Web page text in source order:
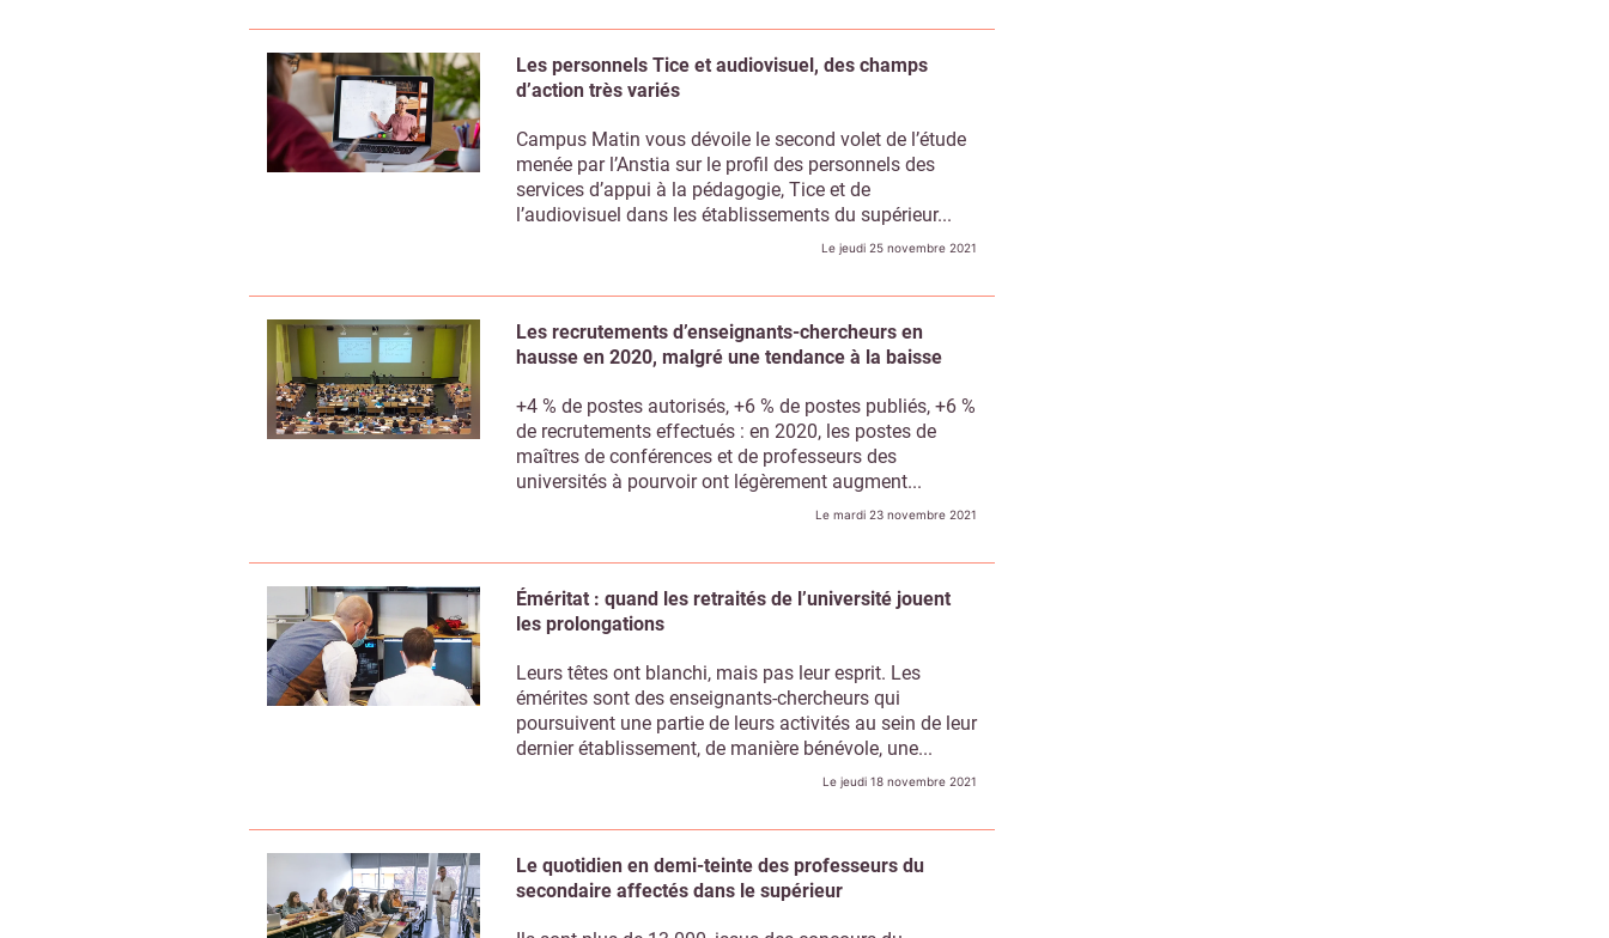
Les personnels Tice et audiovisuel, des champs
d’action très variés
Campus Matin vous dévoile le second volet de l’étude
menée par l’Anstia sur le profil des personnels des
services d’appui à la pédagogie, Tice et de
l’audiovisuel dans les établissements du supérieur...
Le jeudi 25 novembre 2021
Les recrutements d’enseignants-chercheurs en
hausse en 2020, malgré une tendance à la baisse
+4 % de postes autorisés, +6 % de postes publiés, +6 %
de recrutements effectués : en 2020, les postes de
maîtres de conférences et de professeurs des
universités à pourvoir ont légèrement augment...
Le mardi 23 novembre 2021
Éméritat : quand les retraités de l’université jouent
les prolongations
Leurs têtes ont blanchi, mais pas leur esprit. Les
émérites sont des enseignants-chercheurs qui
poursuivent une partie de leurs activités au sein de leur
dernier établissement, de manière bénévole, une...
Le jeudi 18 novembre 2021
Le quotidien en demi-teinte des professeurs du
secondaire affectés dans le supérieur